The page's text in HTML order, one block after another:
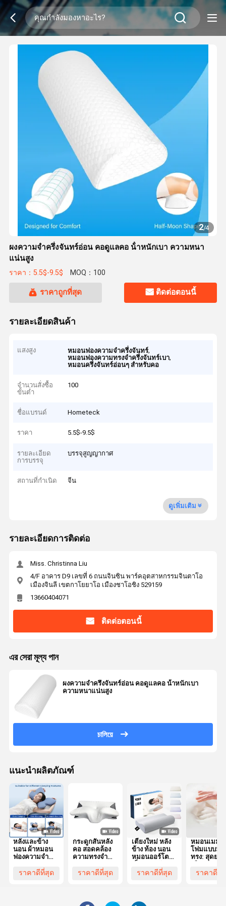
2/4
ผงความจําครึ่งจันทร์อ่อน คอดูแลคอ น้ําหนักเบา ความหนา
แน่นสูง
ราคา：5.5$-9.5$ MOQ：100
ราคาถูกที่สุด ติดต่อตอนนี้
รายละเอียดสินค้า
แสงสูง หมอนฟองความจําครึ่งจันทร์,
หมอนฟองความทรงจําครึ่งจันทร์เบา,
หมอนครึ่งจันทร์อ่อนๆ สําหรับคอ
จำนวนสั่งซื้อ
ขั้นต่ำ
100
ชื่อแบรนด์ Hometeck
ราคา 5.5$-9.5$
รายละเอียด
การบรรจุ
บรรจุสูญญากาศ
สถานที่กำเนิด จีน
ดูเพิ่มเติม
รายละเอียดการติดต่อ
Miss. Christinna Liu
4/F อาคาร D9 เลขที่ 6 ถนนจินซิน พาร์คอุตสาหกรรมจินตาโอ
เมืองจินลี เขตกาโยยาโอ เมืองชาโอชิง 529159
13660404071
ติดต่อตอนนี้
এর সেরা মূল্য পান
ผงความจําครึ่งจันทร์อ่อน คอดูแลคอ น้ําหนักเบา
ความหนาแน่นสูง
চালিয়ে
แนะนำผลิตภัณฑ์
หลังและข้าง
นอน ผ้าหมอน
ฟองความจํา
พร้อมผ้าคลุม
พอลิเอสเตอร์
ราคาดีที่สุด
กระดูกสันหลัง
คอ สอดคล้อง
ความทรงจํา
ขอบเขต
ergonomic รูป
ราคาดีที่สุด
เตียงใหม่ หลัง
ข้าง ท้อง นอน
หมอนออร์โต
คอนทัวร์เออร์
กอนอมิค ความ
ราคาดีที่สุด
หมอนเมมโ
โฟมแบบมีรู
ทรง: สุดยอ
จัดตำแหน่ง
ราคาดีที่